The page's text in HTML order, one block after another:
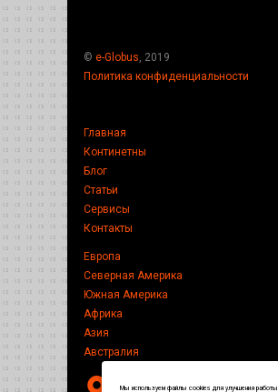
© e-Globus , 2019
Политика конфиденциальности
Главная
Континетны
Блог
Статьи
Сервисы
Контакты
Европа
Северная Америка
Южная Америка
Африка
Азия
Австралия
Мы используем файлы cookies для улучшения работы